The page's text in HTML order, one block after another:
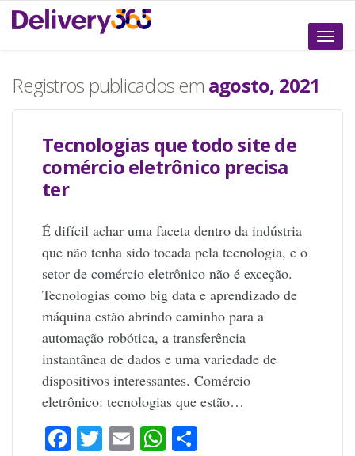
Registros publicados em agosto, 2021
Tecnologias que todo site de
comércio eletrônico precisa
ter
É difícil achar uma faceta dentro da indústria
que não tenha sido tocada pela tecnologia, e o
setor de comércio eletrônico não é exceção.
Tecnologias como big data e aprendizado de
máquina estão abrindo caminho para a
automação robótica, a transferência
instantânea de dados e uma variedade de
dispositivos interessantes. Comércio
eletrônico: tecnologias que estão…
Facebook
Twitter
EmailWhatsApp